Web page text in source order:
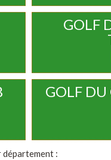
GOLF
GOLF DU
: